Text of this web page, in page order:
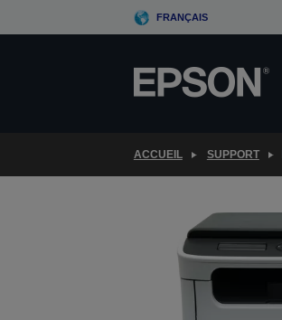
to
FRANÇAIS
ACCUEIL SUPPORT